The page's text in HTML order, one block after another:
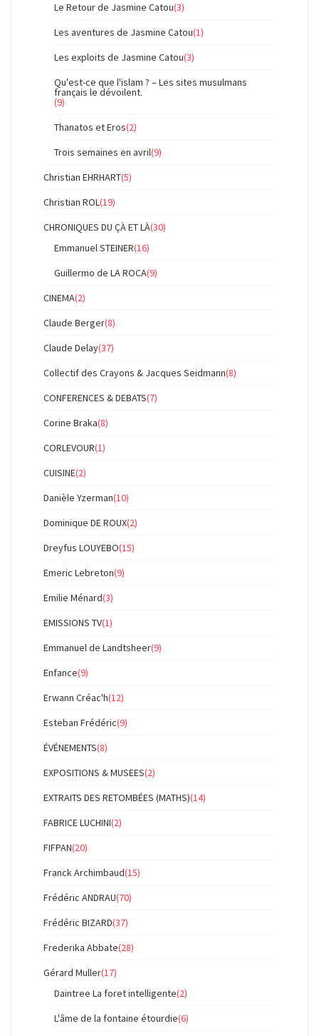
Le Retour de Jasmine Catou(3)
Les aventures de Jasmine Catou(1)
Les exploits de Jasmine Catou(3)
Qu'est-ce que l'islam ? – Les sites musulmans
français le dévoilent.
(9)
Thanatos et Eros(2)
Trois semaines en avril(9)
Christian EHRHART(5)
Christian ROL(19)
CHRONIQUES DU ÇÀ ET LÀ(30)
Emmanuel STEINER(16)
Guillermo de LA ROCA(9)
CINEMA(2)
Claude Berger(8)
Claude Delay(37)
Collectif des Crayons & Jacques Seidmann(8)
CONFERENCES & DEBATS(7)
Corine Braka(8)
CORLEVOUR(1)
CUISINE(2)
Danièle Yzerman(10)
Dominique DE ROUX(2)
Dreyfus LOUYEBO(15)
Emeric Lebreton(9)
Emilie Ménard(3)
EMISSIONS TV(1)
Emmanuel de Landtsheer(9)
Enfance(9)
Erwann Créac'h(12)
Esteban Frédéric(9)
ÉVÉNEMENTS(8)
EXPOSITIONS & MUSEES(2)
EXTRAITS DES RETOMBÉES (MATHS)(14)
FABRICE LUCHINI(2)
FIFPAN(20)
Franck Archimbaud(15)
Frédéric ANDRAU(70)
Frédéric BIZARD(37)
Frederika Abbate(28)
Gérard Muller(17)
Daintree La foret intelligente(2)
L'âme de la fontaine étourdie(6)